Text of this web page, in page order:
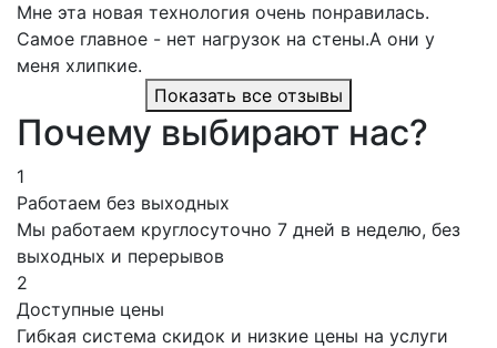
Мне эта новая технология очень понравилась.
Самое главное - нет нагрузок на стены.А они у
меня хлипкие.
Показать все отзывы
Почему выбирают нас?
1
Работаем без выходных
Мы работаем круглосуточно 7 дней в неделю, без
выходных и перерывов
2
Доступные цены
Гибкая система скидок и низкие цены на услуги